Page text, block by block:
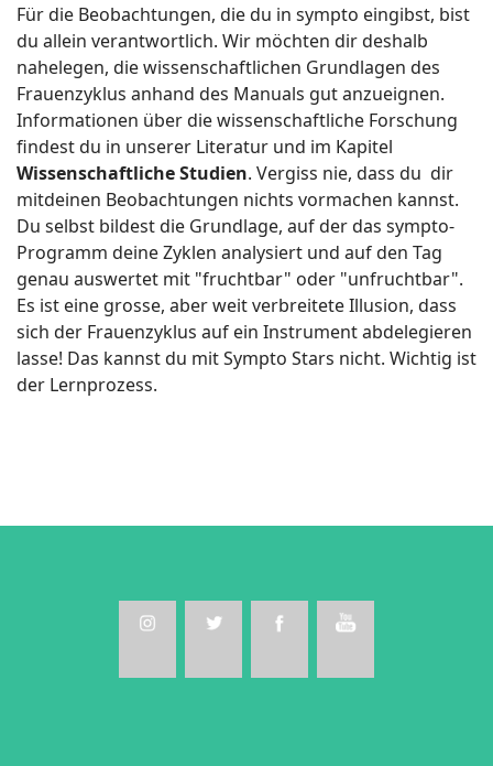
Für die Beobachtungen, die du in sympto eingibst, bist
du allein verantwortlich. Wir möchten dir deshalb
nahelegen, die wissenschaftlichen Grundlagen des
Frauenzyklus anhand des Manuals gut anzueignen.
Informationen über die wissenschaftliche Forschung
findest du in unserer Literatur und im Kapitel
Wissenschaftliche Studien. Vergiss nie, dass du dir
mitdeinen Beobachtungen nichts vormachen kannst.
Du selbst bildest die Grundlage, auf der das sympto-
Programm deine Zyklen analysiert und auf den Tag
genau auswertet mit "fruchtbar" oder "unfruchtbar".
Es ist eine grosse, aber weit verbreitete Illusion, dass
sich der Frauenzyklus auf ein Instrument abdelegieren
lasse! Das kannst du mit Sympto Stars nicht. Wichtig ist
der Lernprozess.